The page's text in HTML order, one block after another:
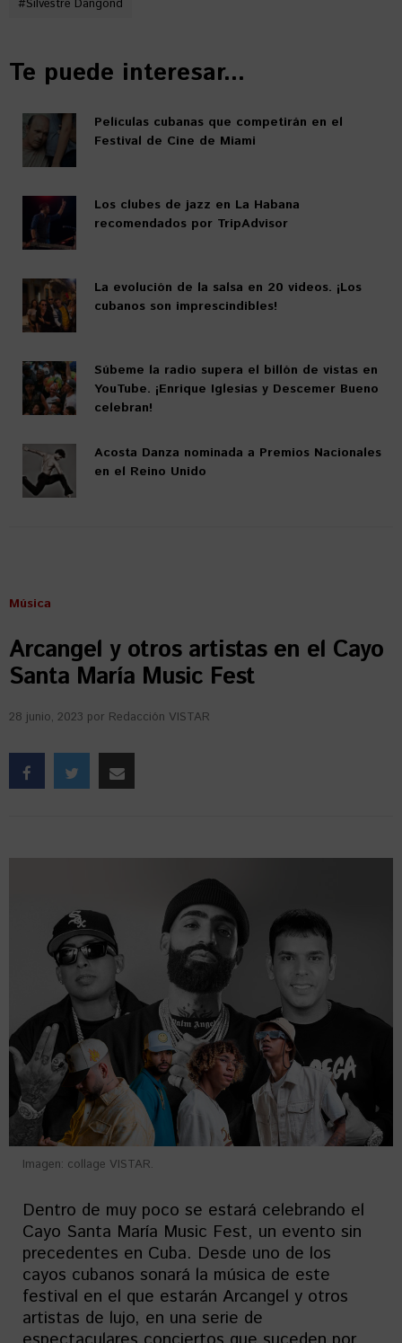
#Silvestre Dangond
Te puede interesar...
Películas cubanas que competirán en el
Festival de Cine de Miami
Los clubes de jazz en La Habana
recomendados por TripAdvisor
La evolución de la salsa en 20 videos. ¡Los
cubanos son imprescindibles!
Súbeme la radio supera el billón de vistas en
YouTube. ¡Enrique Iglesias y Descemer Bueno
celebran!
Acosta Danza nominada a Premios Nacionales
en el Reino Unido
Música
Arcangel y otros artistas en el Cayo
Santa María Music Fest
28 junio, 2023 por Redacción VISTAR
Imagen: collage VISTAR.
Dentro de muy poco se estará celebrando el
Cayo Santa María Music Fest, un evento sin
precedentes en Cuba. Desde uno de los
cayos cubanos sonará la música de este
festival en el que estarán Arcangel y otros
artistas de lujo, en una serie de